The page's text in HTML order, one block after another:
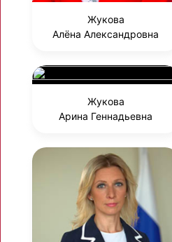
Жукова
Алёна Александровна
Жукова
Арина Геннадьевна